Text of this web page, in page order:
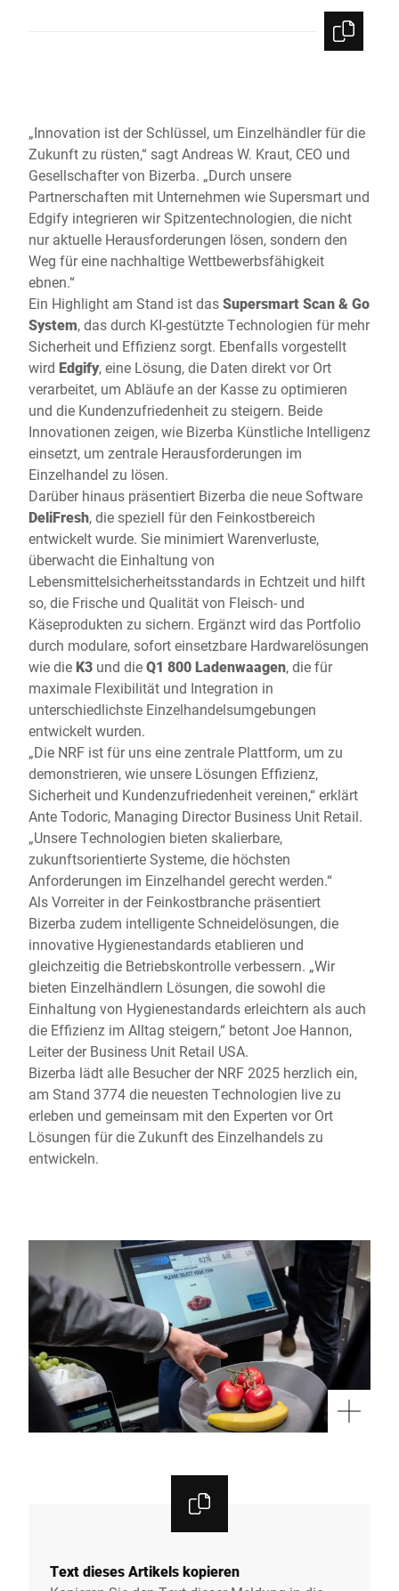
„Innovation ist der Schlüssel, um Einzelhändler für die
Zukunft zu rüsten,“ sagt Andreas W. Kraut, CEO und
Gesellschafter von Bizerba. „Durch unsere
Partnerschaften mit Unternehmen wie Supersmart und
Edgify integrieren wir Spitzentechnologien, die nicht
nur aktuelle Herausforderungen lösen, sondern den
Weg für eine nachhaltige Wettbewerbsfähigkeit
ebnen.“
Ein Highlight am Stand ist dasSupersmart Scan & Go
System, das durch KI-gestützte Technologien für mehr
Sicherheit und Effizienz sorgt. Ebenfalls vorgestellt
wird Edgify, eine Lösung, die Daten direkt vor Ort
verarbeitet, um Abläufe an der Kasse zu optimieren
und die Kundenzufriedenheit zu steigern. Beide
Innovationen zeigen, wie Bizerba Künstliche Intelligenz
einsetzt, um zentrale Herausforderungen im
Einzelhandel zu lösen.
Darüber hinaus präsentiert Bizerba die neue Software
DeliFresh, die speziell für den Feinkostbereich
entwickelt wurde. Sie minimiert Warenverluste,
überwacht die Einhaltung von
Lebensmittelsicherheitsstandards in Echtzeit und hilft
so, die Frische und Qualität von Fleisch- und
Käseprodukten zu sichern. Ergänzt wird das Portfolio
durch modulare, sofort einsetzbare Hardwarelösungen
wie die K3 und dieQ1 800 Ladenwaagen, die für
maximale Flexibilität und Integration in
unterschiedlichste Einzelhandelsumgebungen
entwickelt wurden.
„Die NRF ist für uns eine zentrale Plattform, um zu
demonstrieren, wie unsere Lösungen Effizienz,
Sicherheit und Kundenzufriedenheit vereinen,“ erklärt
Ante Todoric, Managing Director Business Unit Retail.
„Unsere Technologien bieten skalierbare,
zukunftsorientierte Systeme, die höchsten
Anforderungen im Einzelhandel gerecht werden.“
Als Vorreiter in der Feinkostbranche präsentiert
Bizerba zudem intelligente Schneidelösungen, die
innovative Hygienestandards etablieren und
gleichzeitig die Betriebskontrolle verbessern. „Wir
bieten Einzelhändlern Lösungen, die sowohl die
Einhaltung von Hygienestandards erleichtern als auch
die Effizienz im Alltag steigern,“ betont Joe Hannon,
Leiter der Business Unit Retail USA.
Bizerba lädt alle Besucher der NRF 2025 herzlich ein,
am Stand 3774 die neuesten Technologien live zu
erleben und gemeinsam mit den Experten vor Ort
Lösungen für die Zukunft des Einzelhandels zu
entwickeln.
Text dieses Artikels kopieren